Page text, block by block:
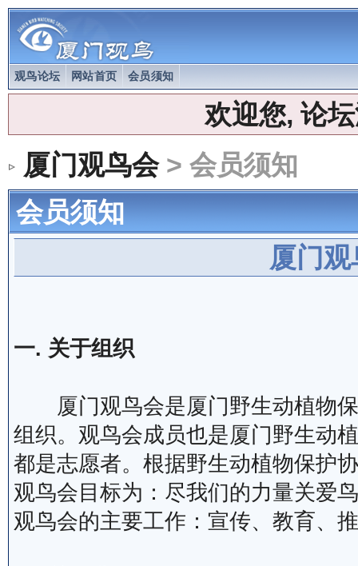
观鸟论坛 网站首页 会员须知
欢迎您, 论
厦门观鸟会> 会员须知
会员须知
厦门
一. 关于组织
厦门观鸟会是厦门野生动植物保
组织。观鸟会成员也是厦门野生动
都是志愿者。根据野生动植物保护
观鸟会目标为：尽我们的力量关爱
观鸟会的主要工作：宣传、教育、